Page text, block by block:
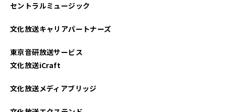
セントラルミュージック
文化放送キャリアパートナーズ
東京音研放送サービス
文化放送iCraft
文化放送メディアブリッジ